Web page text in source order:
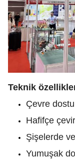
Teknik
Çevre
Hafifçe
Şişelerde
Yumuşak